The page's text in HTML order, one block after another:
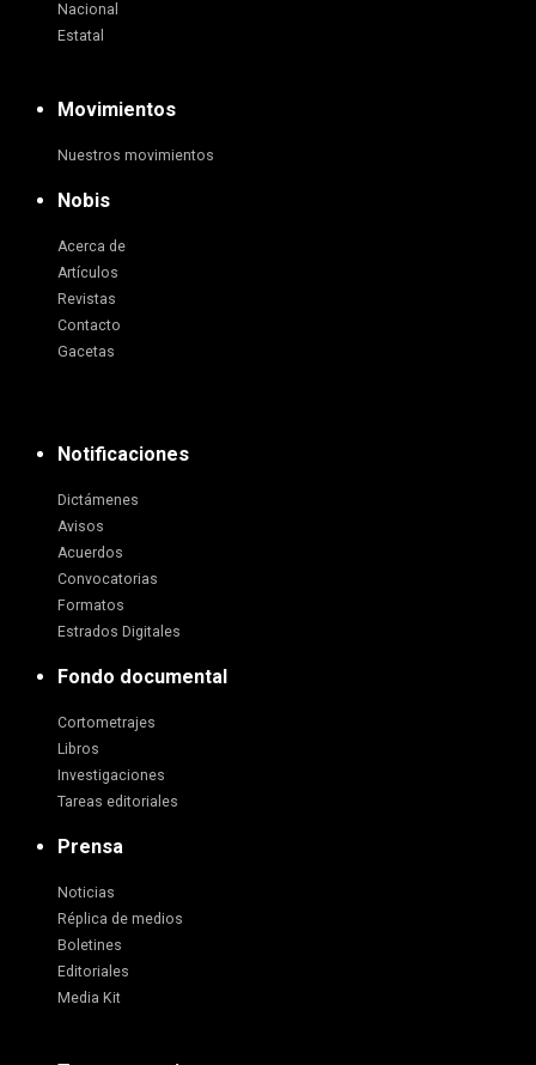
Nacional
Estatal
Movimientos
Nuestros movimientos
Nobis
Acerca de
Artículos
Revistas
Contacto
Gacetas
Notificaciones
Dictámenes
Avisos
Acuerdos
Convocatorias
Formatos
Estrados Digitales
Fondo documental
Cortometrajes
Libros
Investigaciones
Tareas editoriales
Prensa
Noticias
Réplica de medios
Boletines
Editoriales
Media Kit